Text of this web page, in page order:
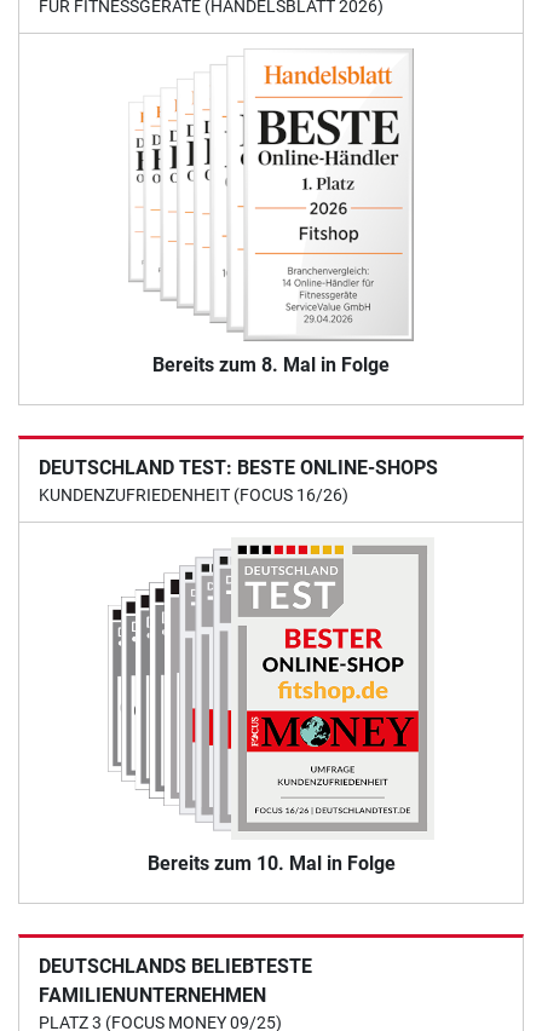
FÜR FITNESSGERÄTE (HANDELSBLATT 2026)
Bereits zum 8. Mal in Folge
DEUTSCHLAND TEST: BESTE ONLINE-SHOPS
KUNDENZUFRIEDENHEIT (FOCUS 16/26)
Bereits zum 10. Mal in Folge
DEUTSCHLANDS BELIEBTESTE
FAMILIENUNTERNEHMEN
PLATZ 3 (FOCUS MONEY 09/25)